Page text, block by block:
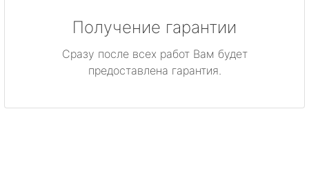
Получение гарантии
Сразу после всех работ Вам будет
предоставлена гарантия.